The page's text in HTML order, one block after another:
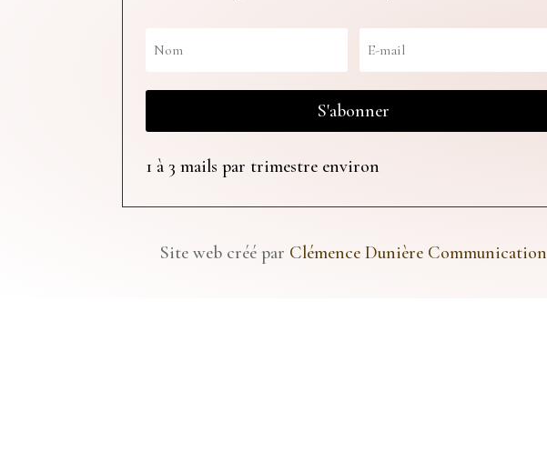
S'abonner
1 à 3 mails par trimestre environ
Site web créé par Clémence Dunière Communication